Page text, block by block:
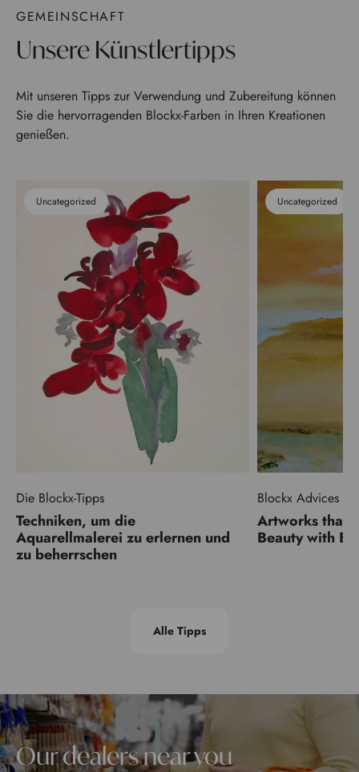
GEMEINSCHAFT
Unsere Künstlertipps
Mit unseren Tipps zur Verwendung und Zubereitung können
Sie die hervorragenden Blockx-Farben in Ihren Kreationen
genießen.
Uncategorized
Die Blockx-Tipps
Techniken, um die
Aquarellmalerei zu erlernen und
zu beherrschen
Uncategorized
Blockx Advices
Artworks that
Beauty with
Alle Tipps
Our dealers near you